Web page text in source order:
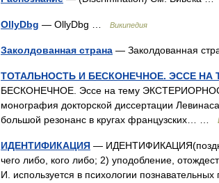
OllyDbg — OllyDbg … Википедия
Заколдованная страна — Заколдованная
ТОТАЛЬНОСТЬ И БЕСКОНЕЧНОЕ. ЭССЕ НА
БЕСКОНЕЧНОЕ. Эссе на тему
монография докторской диссертации
большой резонанс в кругах французских… …
ИДЕНТИФИКАЦИЯ —
чего либо, кого либо; 2) уподобление,
И. используется в психологии